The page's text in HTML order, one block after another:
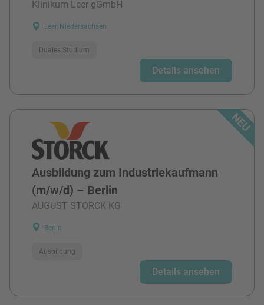
Klinikum Leer gGmbH
Leer, Niedersachsen
Duales Studium
Details ansehen
Ausbildung zum Industriekaufmann
(m/w/d) – Berlin
AUGUST STORCK KG
Berlin
Ausbildung
Details ansehen